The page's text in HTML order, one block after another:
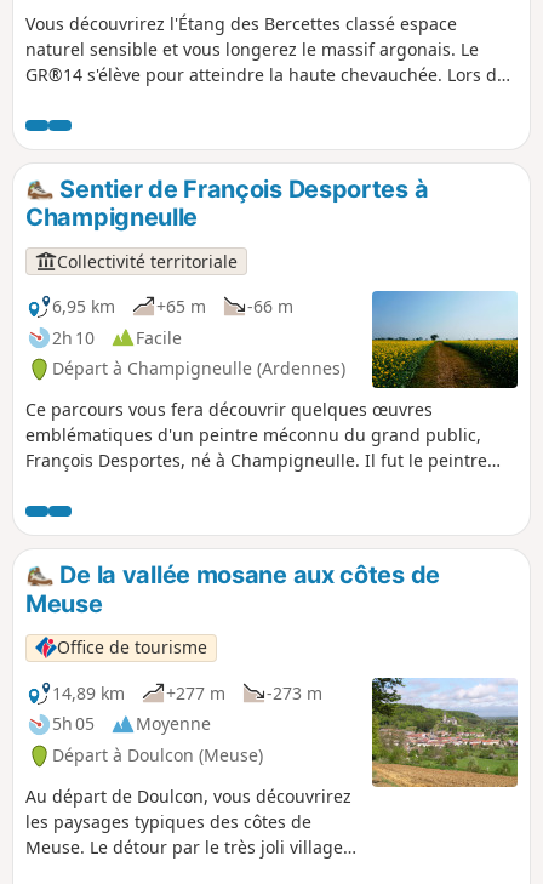
Vous découvrirez l'Étang des Bercettes classé espace
naturel sensible et vous longerez le massif argonais. Le
GR®14 s'élève pour atteindre la haute chevauchée. Lors de
de découverte où vous trouverez des arbres de toute sortes,
noyer noir, sapin blanc, etc.
Sentier de François Desportes à
Champigneulle
Collectivité territoriale
6,95 km
+65 m
-66 m
2h 10
Facile
Départ à Champigneulle (Ardennes)
Ce parcours vous fera découvrir quelques œuvres
emblématiques d'un peintre méconnu du grand public,
François Desportes, né à Champigneulle. Il fut le peintre
découverte au détour des rues du village.
De la vallée mosane aux côtes de
Meuse
Office de tourisme
14,89 km
+277 m
-273 m
5h 05
Moyenne
Départ à Doulcon (Meuse)
Au départ de Doulcon, vous découvrirez
les paysages typiques des côtes de
Meuse. Le détour par le très joli village